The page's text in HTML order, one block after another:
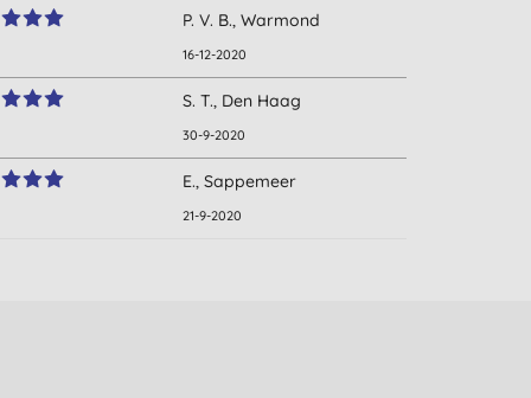
P. V. B., Warmond
16-12-2020
S. T., Den Haag
30-9-2020
E., Sappemeer
21-9-2020